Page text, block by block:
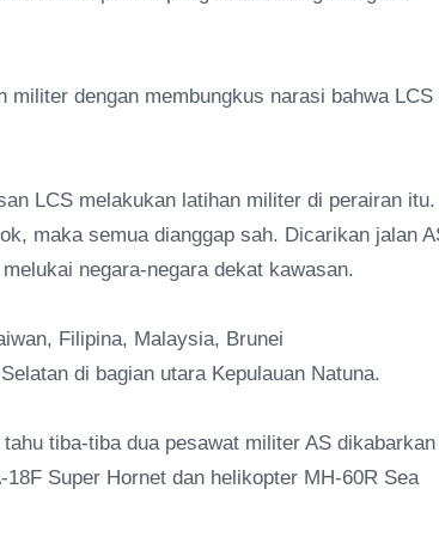
dengan membungkus narasi bahwa LCS
LCS melakukan latihan militer di perairan itu.
maka semua dianggap sah. Dicarikan jalan
negara-negara dekat kawasan.
Filipina, Malaysia, Brunei
di bagian utara Kepulauan Natuna.
tiba-tiba dua pesawat militer AS dikabarkan
Super Hornet dan helikopter MH‑60R Sea